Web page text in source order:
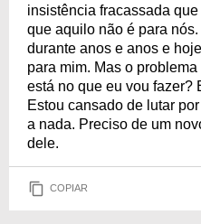
insistência fracassada
que aquilo não é para
durante anos e anos e
para mim. Mas o
está no que eu vou fazer?
Estou cansado de lutar
a nada. Preciso de um
dele.
COPIAR